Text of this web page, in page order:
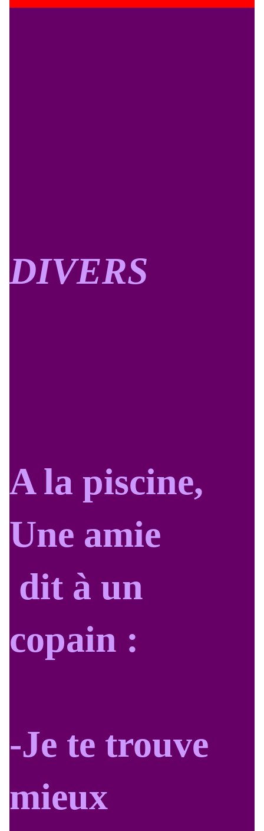
DIVERS
A la piscine,
Une amie
dit à un
copain :
-Je te trouve
mieux